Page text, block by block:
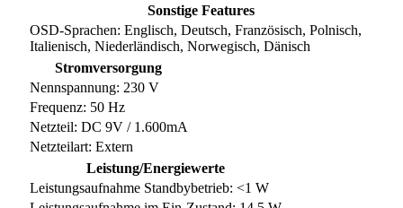
Sonstige Features
OSD-Sprachen: Englisch, Deutsch, Französisch, Polnisch,
Italienisch, Niederländisch, Norwegisch, Dänisch
Stromversorgung
Nennspannung: 230 V
Frequenz: 50 Hz
Netzteil: DC 9V / 1.600mA
Netzteilart: Extern
Leistung/Energiewerte
Leistungsaufnahme Standbybetrieb: <1 W